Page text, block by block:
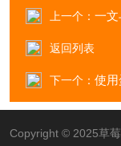
上一个： 一
返回列表
下一个： 使
Copyright © 2025草